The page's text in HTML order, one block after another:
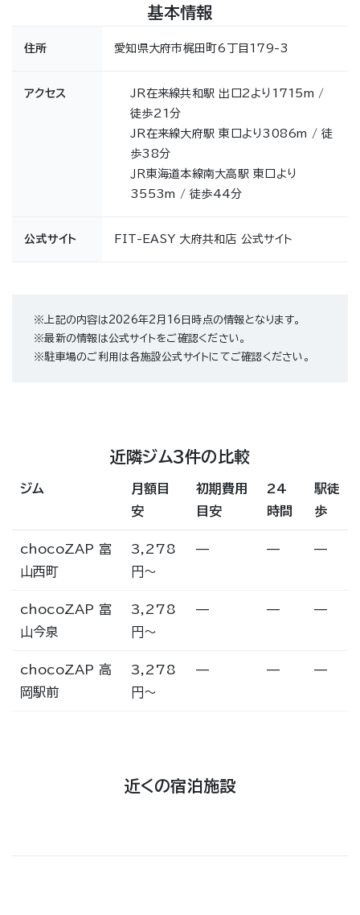
基本情報
住所 愛知県大府市梶田町6丁目179-3
アクセス
JR在来線共和駅 出口2より1715m /
徒歩21分
JR在来線大府駅 東口より3086m / 徒
歩38分
ＪＲ東海道本線南大高駅 東口より
3553m / 徒歩44分
公式サイト FIT-EASY 大府共和店 公式サイト
※上記の内容は2026年2月16日時点の情報となります。
※最新の情報は公式サイトをご確認ください。
※駐車場のご利用は各施設公式サイトにてご確認ください。
近隣ジム3件の比較
ジム
月額目
安
初期費用
目安
24
時間
駅徒
歩
chocoZAP 富
山西町
3,278
円〜
— — —
chocoZAP 富
山今泉
3,278
円〜
— — —
chocoZAP 高
岡駅前
3,278
円〜
— — —
近くの宿泊施設